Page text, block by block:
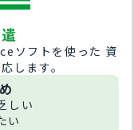
ソフトを使った 資
します。
しい
い